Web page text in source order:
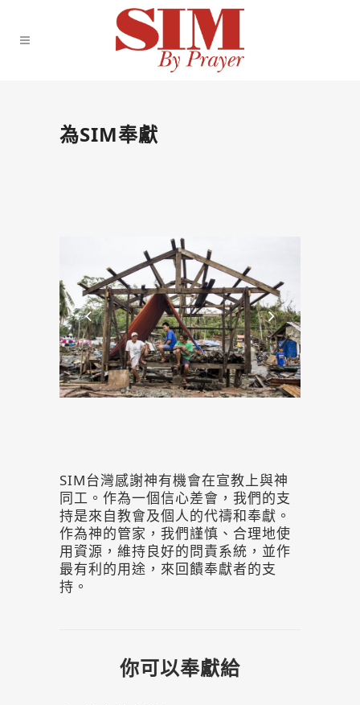
為SIM奉獻
SIM台灣感謝神有機會在宣教上與神
同工。作為一個信心差會，我們的支
持是來自教會及個人的代禱和奉獻。
作為神的管家，我們謹慎、合理地使
用資源，維持良好的問責系統，並作
最有利的用途，來回饋奉獻者的支
持。
你可以奉獻給